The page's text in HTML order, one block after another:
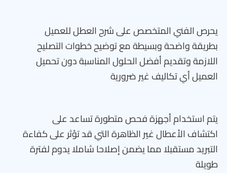
يحرص الفني المتخصص على شرح العطل للعميل
بطريقة واضحة وبسيطة مع توضيح خطوات التصليح
اللازمة وتقديم أفضل الحلول المناسبة دون تحميل
العميل أي تكاليف غير ضرورية
يتم استخدام أجهزة فحص متطورة تساعد على
اكتشاف الأعطال غير الظاهرة التي قد تؤثر على كفاءة
التبريد مستقبلا مما يضمن إصلاحا شاملا يدوم لفترة
طويلة